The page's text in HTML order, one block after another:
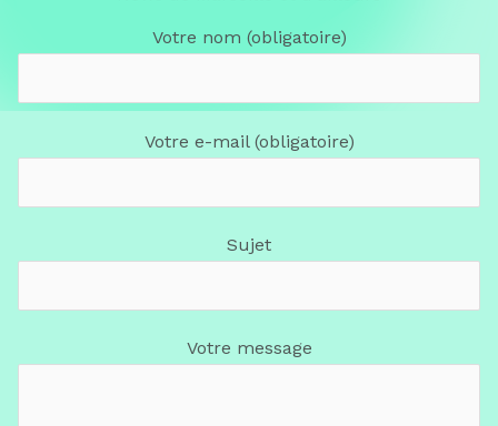
Votre nom (obligatoire)
Votre e-mail (obligatoire)
Sujet
Votre message